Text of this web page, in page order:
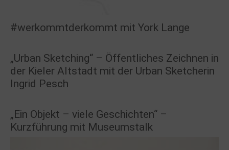
#werkommtderkommt mit York Lange
„Urban Sketching“ – Öffentliches Zeichnen in
der Kieler Altstadt mit der Urban Sketcherin
Ingrid Pesch
„Ein Objekt – viele Geschichten“ –
Kurzführung mit Museumstalk